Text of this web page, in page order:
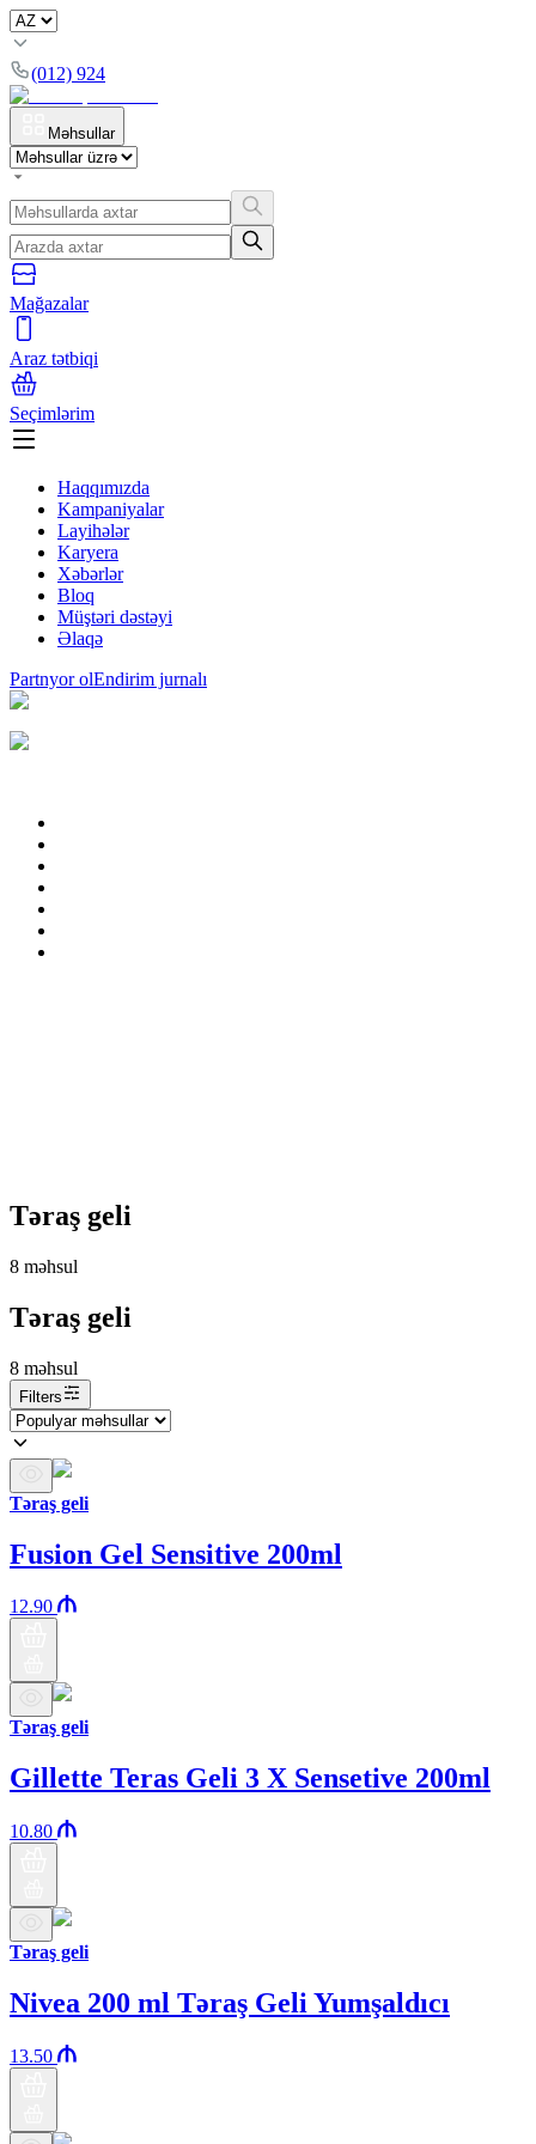
(012) 924
Məhsullar
Mağazalar
Araz tətbiqi
Seçimlərim
Haqqımızda
Kampaniyalar
Layihələr
Karyera
Xəbərlər
Bloq
Müştəri dəstəyi
Əlaqə
Partnyor olEndirim jurnalı
Təraş geli
8 məhsul
Təraş geli
8 məhsul
Filters
Təraş geli
Fusion Gel Sensitive 200ml
12.90
Təraş geli
Gillette Teras Geli 3 X Sensetive 200ml
10.80
Təraş geli
Nivea 200 ml Təraş Geli Yumşaldıcı
13.50